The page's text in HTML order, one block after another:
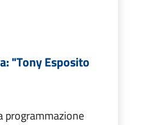
"Tony Esposito
programmazione